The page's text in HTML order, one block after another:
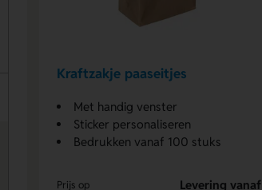
Kraftzakje paaseitjes
Met handig venster
Sticker personaliseren
Bedrukken vanaf 100 stuks
Prijs op
Levering vanaf